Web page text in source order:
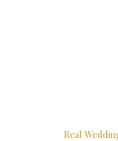
Real